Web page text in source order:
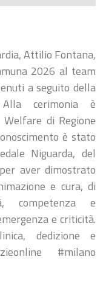
Attilio Fontana,
2026 al team
a seguito della
cerimonia è
di Regione
è stato
Niguarda, del
aver dimostrato
e cura, di
competenza e
e criticità.
dedizione e
#milano